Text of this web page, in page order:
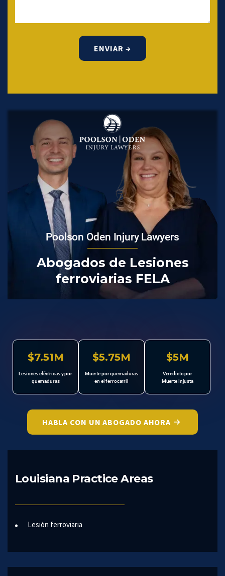
Poolson Oden Injury Lawyers
Abogados de Lesiones
ferroviarias FELA
$7.51M
Lesiones eléctricas y por
quemaduras
$5.75M
Muerte por quemaduras
en el ferrocarril
$5M
Veredicto por
Muerte Injusta
HABLA CON UN ABOGADO AHORA
Louisiana Practice Areas
Lesión ferroviaria